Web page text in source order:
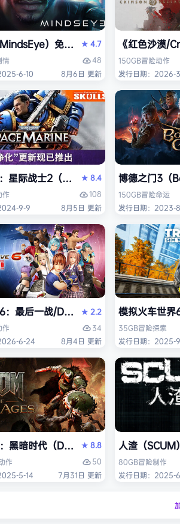
HYPERVISOR）免安装中文版
）免安装中文版
★ 4.7
情
48
6-10
8月6日 更新
《红色沙漠/
150GB冒险动作
发行日期：2026-
Creed Black Flag Resynced
星际战士2（Warhammer 40,000:
★ 8.4
作
108
9-9
8月5日 更新
博德之门3（
150GB冒险命运
发行日期：2023-
6：最后一战/DEAD OR ALIVE 6 Last
★ 2.2
作
34
6-24
8月4日 更新
模拟火车世
35GB冒险探索
发行日期：2025-
黑暗时代（DOOM: The Dark Ages）
★ 8.8
作
50
5-14
7月31日 更新
人渣（SCUM
80GB冒险制作
发行日期：2025-